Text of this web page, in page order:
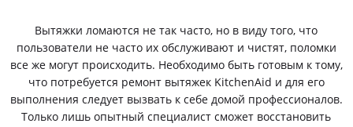
Вытяжки ломаются не так часто, но в виду того, что
пользователи не часто их обслуживают и чистят, поломки
все же могут происходить. Необходимо быть готовым к тому,
что потребуется ремонт вытяжек KitchenAid и для его
выполнения следует вызвать к себе домой профессионалов.
Только лишь опытный специалист сможет восстановить